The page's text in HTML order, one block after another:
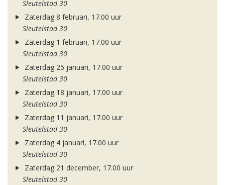
Sleutelstad 30
Zaterdag 8 februari, 17.00 uur
Sleutelstad 30
Zaterdag 1 februari, 17.00 uur
Sleutelstad 30
Zaterdag 25 januari, 17.00 uur
Sleutelstad 30
Zaterdag 18 januari, 17.00 uur
Sleutelstad 30
Zaterdag 11 januari, 17.00 uur
Sleutelstad 30
Zaterdag 4 januari, 17.00 uur
Sleutelstad 30
Zaterdag 21 december, 17.00 uur
Sleutelstad 30